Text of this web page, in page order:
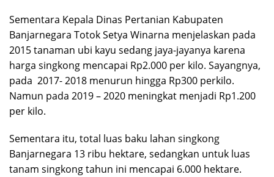
Sementara Kepala Dinas Pertanian Kabupaten
Banjarnegara Totok Setya Winarna menjelaskan pada
2015 tanaman ubi kayu sedang jaya-jayanya karena
harga singkong mencapai Rp2.000 per kilo. Sayangnya,
pada 2017- 2018 menurun hingga Rp300 perkilo.
Namun pada 2019 – 2020 meningkat menjadi Rp1.200
per kilo.
Sementara itu, total luas baku lahan singkong
Banjarnegara 13 ribu hektare, sedangkan untuk luas
tanam singkong tahun ini mencapai 6.000 hektare.